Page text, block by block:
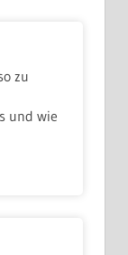
zu
und wie